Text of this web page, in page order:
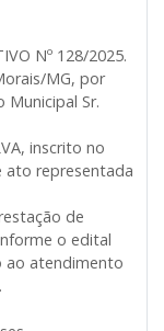
Nº 128/2025.
MG, por
Sr.
inscrito no
ato representada
de
o edital
ao atendimento